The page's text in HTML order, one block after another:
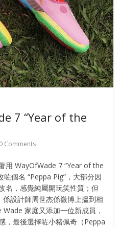
7 “Year of the
0 Comments
用 WayOfWade 7 “Year of the
個名 “Peppa Pig”，大部分因
名，感覺純屬開玩笑性質；但
設計師周世杰係微博上搵到相
家庭又添加一位新成員，
，最後選擇咗小豬佩奇（Peppa